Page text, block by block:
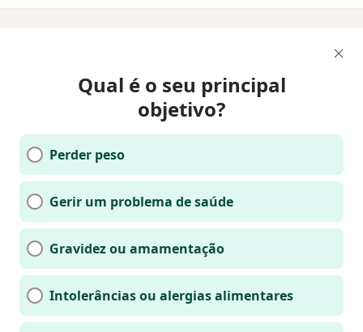
Qual é o seu principal
objetivo?
Perder peso
Gerir um problema de saúde
Gravidez ou amamentação
Intolerâncias ou alergias alimentares